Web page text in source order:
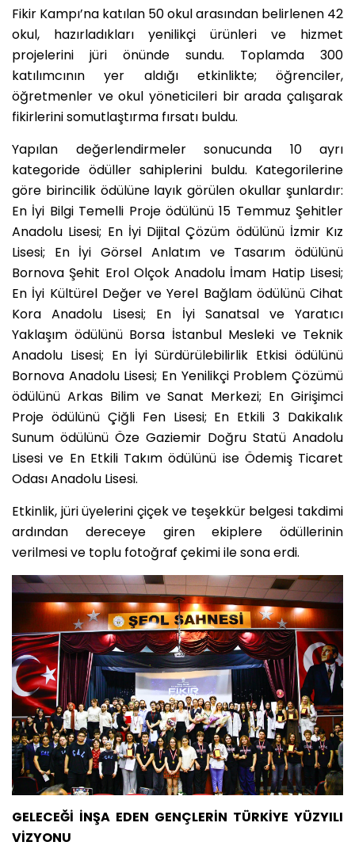
Fikir Kampı’na katılan 50 okul arasından belirlenen 42
okul, hazırladıkları yenilikçi ürünleri ve hizmet
projelerini jüri önünde sundu. Toplamda 300
katılımcının yer aldığı etkinlikte; öğrenciler,
öğretmenler ve okul yöneticileri bir arada çalışarak
fikirlerini somutlaştırma fırsatı buldu.
Yapılan değerlendirmeler sonucunda 10 ayrı
kategoride ödüller sahiplerini buldu. Kategorilerine
göre birincilik ödülüne layık görülen okullar şunlardır:
En İyi Bilgi Temelli Proje ödülünü 15 Temmuz Şehitler
Anadolu Lisesi; En İyi Dijital Çözüm ödülünü İzmir Kız
Lisesi; En İyi Görsel Anlatım ve Tasarım ödülünü
Bornova Şehit Erol Olçok Anadolu İmam Hatip Lisesi;
En İyi Kültürel Değer ve Yerel Bağlam ödülünü Cihat
Kora Anadolu Lisesi; En İyi Sanatsal ve Yaratıcı
Yaklaşım ödülünü Borsa İstanbul Mesleki ve Teknik
Anadolu Lisesi; En İyi Sürdürülebilirlik Etkisi ödülünü
Bornova Anadolu Lisesi; En Yenilikçi Problem Çözümü
ödülünü Arkas Bilim ve Sanat Merkezi; En Girişimci
Proje ödülünü Çiğli Fen Lisesi; En Etkili 3 Dakikalık
Sunum ödülünü Öze Gaziemir Doğru Statü Anadolu
Lisesi ve En Etkili Takım ödülünü ise Ödemiş Ticaret
Odası Anadolu Lisesi.
Etkinlik, jüri üyelerini çiçek ve teşekkür belgesi takdimi
ardından dereceye giren ekiplere ödüllerinin
verilmesi ve toplu fotoğraf çekimi ile sona erdi.
GELECEĞİ İNŞA EDEN GENÇLERİN TÜRKİYE YÜZYILI
VİZYONU